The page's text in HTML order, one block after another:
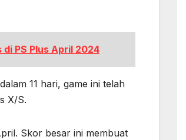
PS Plus April 2024
11 hari, game ini telah
X/S.
Skor besar ini membuat